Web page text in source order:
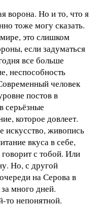
ворона. Но и то, что я
тоже могу сказать.
это слишком
если задуматься
все больше
неспособность
человек
постов в
серьёзные
которое довлеет.
искусство, живопись
вкуса в себе,
с тобой. Или
Но, с другой
на Серова в
много дней.
то непонятной.